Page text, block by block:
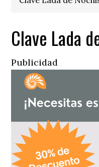
Clave Lada
Publicidad